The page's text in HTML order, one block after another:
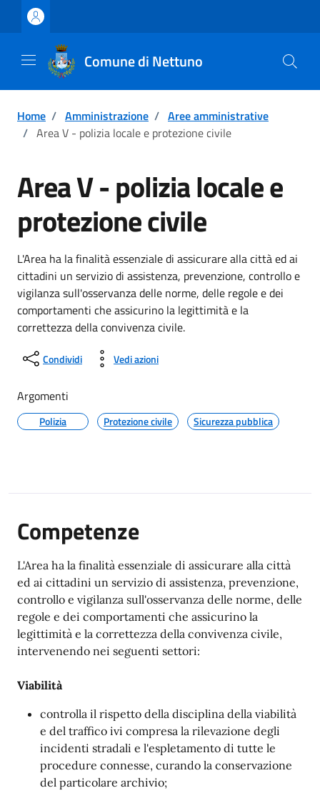
Vai ai contenuti
Vai al footer
Comune di Nettuno
Home / Amministrazione / Aree amministrative
/ Area V - polizia locale e protezione civile
Area V - polizia locale e
protezione civile
L'Area ha la finalità essenziale di assicurare alla città ed ai
cittadini un servizio di assistenza, prevenzione, controllo e
vigilanza sull'osservanza delle norme, delle regole e dei
comportamenti che assicurino la legittimità e la
correttezza della convivenza civile.
Condividi Vedi azioni
Argomenti
Polizia Protezione civile Sicurezza pubblica
Competenze
L'Area ha la finalità essenziale di assicurare alla città
ed ai cittadini un servizio di assistenza, prevenzione,
controllo e vigilanza sull'osservanza delle norme, delle
regole e dei comportamenti che assicurino la
legittimità e la correttezza della convivenza civile,
intervenendo nei seguenti settori:
Viabilità
controlla il rispetto della disciplina della viabilità
e del traffico ivi compresa la rilevazione degli
incidenti stradali e l'espletamento di tutte le
procedure connesse, curando la conservazione
del particolare archivio;